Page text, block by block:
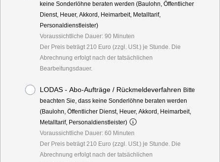
keine Sonderlöhne beraten werden (Baulohn, Öffentlicher
Dienst, Heuer, Akkord, Heimarbeit, Metalltarif,
Personaldienstleister)
Voraussichtliche Dauer: 90 Minuten
Der Preis beträgt 210 Euro (zzgl. USt.) je Stunde. Die
Abrechnung erfolgt nach der tatsächlichen
Bearbeitungsdauer.
LODAS - Abo-Aufträge / Rückmeldeverfahren Bitte
beachten Sie, dass keine Sonderlöhne beraten werden
(Baulohn, Öffentlicher Dienst, Heuer, Akkord, Heimarbeit,
Metalltarif, Personaldienstleister)
Voraussichtliche Dauer: 60 Minuten
Der Preis beträgt 210 Euro (zzgl. USt.) je Stunde. Die
Abrechnung erfolgt nach der tatsächlichen